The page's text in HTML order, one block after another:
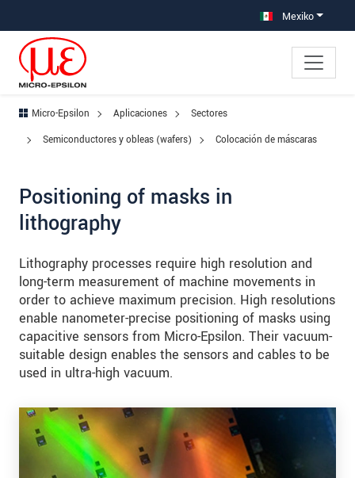
Saltar directamente a la navegación principal Mexiko
Micro-Epsilon Aplicaciones
Sectores
Semiconductores y obleas (wafers)
Colocación de máscaras
Positioning of masks in
lithography
Lithography processes require high resolution and
long-term measurement of machine movements in
order to achieve maximum precision. High resolutions
enable nanometer-precise positioning of masks using
capacitive sensors from Micro-Epsilon. Their vacuum-
suitable design enables the sensors and cables to be
used in ultra-high vacuum.